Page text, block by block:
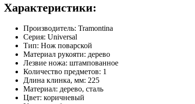
Характеристики:
Производитель: Tramontina
Серия: Universal
Тип: Нож поварской
Материал рукояти: дерево
Лезвие ножа: штампованное
Количество предметов: 1
Длина клинка, мм: 225
Материал: дерево, сталь
Цвет: коричневый